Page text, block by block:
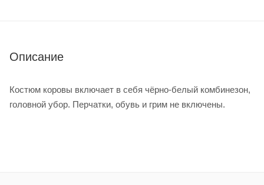
Описание
Костюм коровы включает в себя чёрно-белый комбинезон,
головной убор. Перчатки, обувь и грим не включены.